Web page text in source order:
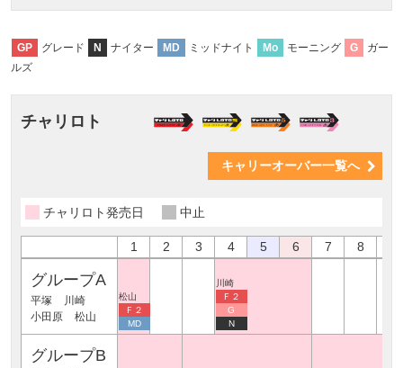
GP グレード N ナイター MD ミッドナイト Mo モーニング G
ガー
ルズ
チャリロト
キャリーオーバー一覧へ
チャリロト発売日 中止
1 2 3 4 5 6 7 8
グループA
平塚
川崎
小田原
松山
松山
Ｆ２
MD
川崎
Ｆ２
G
N
グループB